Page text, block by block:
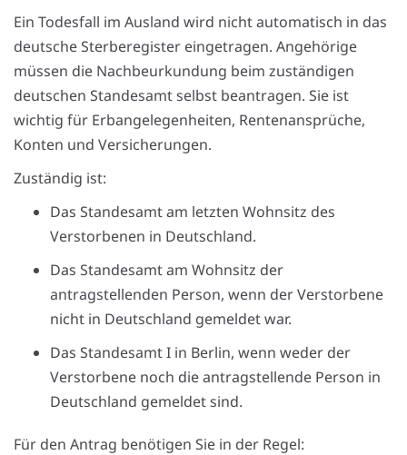
Ein Todesfall im Ausland wird nicht automatisch in das
deutsche Sterberegister eingetragen. Angehörige
müssen die Nachbeurkundung beim zuständigen
deutschen Standesamt selbst beantragen. Sie ist
wichtig für Erbangelegenheiten, Rentenansprüche,
Konten und Versicherungen.
Zuständig ist:
Das Standesamt am letzten Wohnsitz des
Verstorbenen in Deutschland.
Das Standesamt am Wohnsitz der
antragstellenden Person, wenn der Verstorbene
nicht in Deutschland gemeldet war.
Das Standesamt I in Berlin, wenn weder der
Verstorbene noch die antragstellende Person in
Deutschland gemeldet sind.
Für den Antrag benötigen Sie in der Regel: